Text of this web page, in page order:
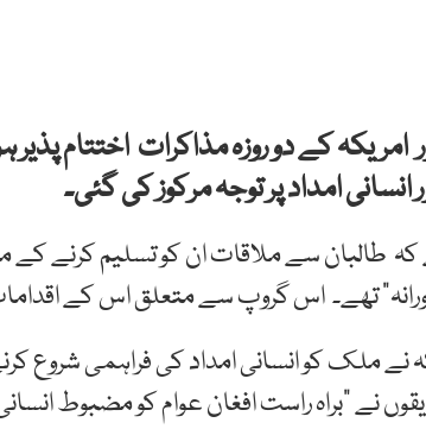
امریکہ کے دو روزہ مذاکرات اختتام پذیر
امداد پر توجہ مرکوز کی گئی۔
طالبان سے ملاقات ان کو تسلیم کرنے کے
تھے۔ اس گروپ سے متعلق اس کے اقدامات
نے ملک کو انسانی امداد کی فراہمی شروع
نے “براہ راست افغان عوام کو مضبوط